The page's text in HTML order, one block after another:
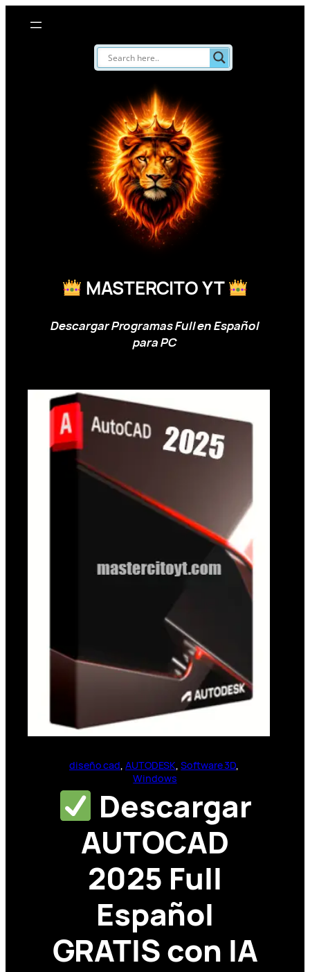
MASTERCITO YT
Descargar Programas Full en Español
para PC
diseño cad, AUTODESK, Software 3D
Windows
Descargar
AUTOCAD
2025 Full
Español
GRATIS con IA